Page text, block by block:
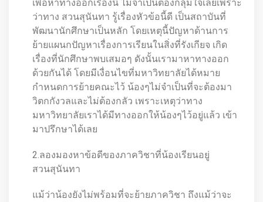
เพื่อหาทางออกเรื่องนี้ ไม่จำเป็นต้องกลุ้มใจเลยเพราะ
ว่าทาง สวนสุนันทา รู้เรื่องหัวข้อนี้ดี เป็นสถาบันที่
พัฒนานักศึกษาเป็นหลัก โดยเหตุนี้ปัญหาด้านการ
ย้ายแผนกปัญหาเรื่องการเรียนในสิ่งที่รังเกียจ เกิด
เรื่องที่นักศึกษาพบเสมอๆ ดังนั้นเรามาหาทางออก
ด้วยกันได้ โดยมีเงื่อนไขที่มหาวิทยาลัยได้หมาย
กำหนดการย้ายคณะไว้ น้องๆไม่จำเป็นที่จะต้องมา
วิตกกังวลและไม่ต้องกลัว เพราะเหตุว่าทาง
มหาวิทยาลัยเราได้มีทางออกให้น้องๆไว้อยู่แล้ว เข้า
มาปรึกษาได้เลย
2.ลองมองหาข้อดีของภาควิชาที่น้องเรียนอยู่
สวนสุนันทา
แม้ว่าน้องยังไม่พร้อมที่จะย้ายภาควิชา ถึงแม้ว่าจะ